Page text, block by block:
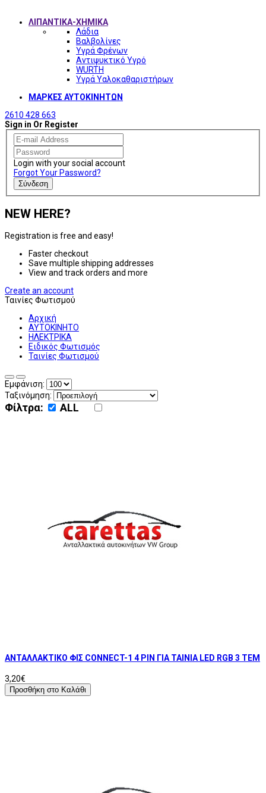
ΛΙΠΑΝΤΙΚΑ-ΧΗΜΙΚΑ
Λάδια
Βαλβολίνες
Υγρά Φρένων
Αντιψυκτικό Υγρό
WURTH
Υγρά Υαλοκαθαριστήρων
ΜΑΡΚΕΣ ΑΥΤΟΚΙΝΗΤΩΝ
2610 428 663
Sign in Or Register
Login with your social account
Forgot Your Password?
Σύνδεση
NEW HERE?
Registration is free and easy!
Faster checkout
Save multiple shipping addresses
View and track orders and more
Create an account
Ταινίες Φωτισμού
Αρχική
ΑΥΤΟΚΙΝΗΤΟ
ΗΛΕΚΤΡΙΚΑ
Ειδικός Φωτισμός
Ταινίες Φωτισμού
Εμφάνιση:
Ταξινόμηση:
Φίλτρα: ALL
ΑΝΤΑΛΛΑΚΤΙΚΟ ΦΙΣ CONNECT-1 4 PIN ΓΙΑ ΤΑΙΝΙΑ LED RGB 3 ΤΕΜ
3,20€
Προσθήκη στο Καλάθι